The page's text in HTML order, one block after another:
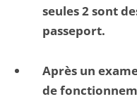
seules 2 sont
passeport.
Après un
de